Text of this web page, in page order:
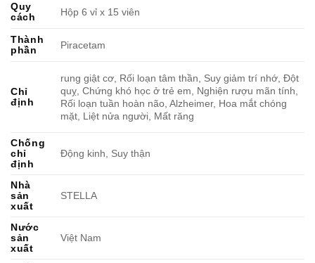
Quy
cách
Hộp 6 vỉ x 15 viên
Thành
phần
Piracetam
Chỉ
định
rung giật cơ, Rối loạn tâm thần, Suy giảm trí nhớ, Đột
quỵ, Chứng khó học ở trẻ em, Nghiện rượu mãn tính,
Rối loạn tuần hoàn não, Alzheimer, Hoa mắt chóng
mặt, Liệt nửa người, Mất răng
Chống
chỉ
định
Động kinh, Suy thận
Nhà
sản
xuất
STELLA
Nước
sản
xuất
Việt Nam